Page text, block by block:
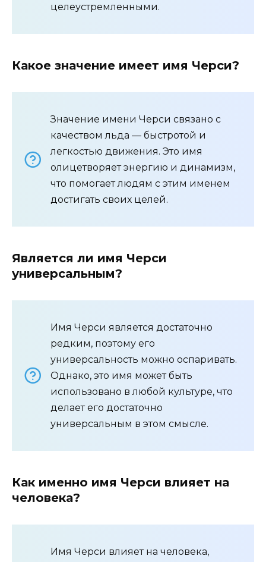
целеустремленными.
Какое значение имеет имя Черси?
Значение имени Черси связано с
качеством льда — быстротой и
легкостью движения. Это имя
олицетворяет энергию и динамизм,
что помогает людям с этим именем
достигать своих целей.
Является ли имя Черси
универсальным?
Имя Черси является достаточно
редким, поэтому его
универсальность можно оспаривать.
Однако, это имя может быть
использовано в любой культуре, что
делает его достаточно
универсальным в этом смысле.
Как именно имя Черси влияет на
человека?
Имя Черси влияет на человека,